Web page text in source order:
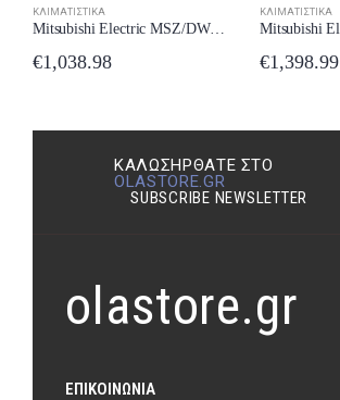
ΚΛΙΜΑΤΙΣΤΙΚΆ
Mitsubishi Electric MSZ/DW35VF Κλιματιστικό Inverter 12000 BTU A++/A+++ New Model 2024
€1,038.98
ΚΛΙΜΑΤΙΣΤΙΚΆ
€1,398.99
ΚΑΛΩΣΉΡΘΑΤΕ ΣΤΟ
OLASTORE.GR
SUBSCRIBE NEWSLETTER
olastore.gr
ΕΠΙΚΟΙΝΩΝΊΑ